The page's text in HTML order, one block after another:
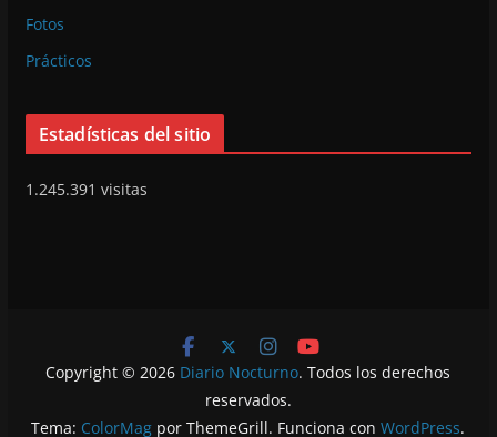
Fotos
Prácticos
Estadísticas del sitio
1.245.391 visitas
Copyright © 2026 Diario Nocturno. Todos los derechos
reservados.
Tema: ColorMag por ThemeGrill. Funciona conWordPress.